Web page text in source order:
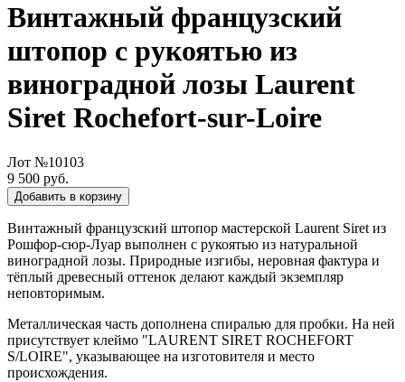
Винтажный французский
штопор с рукоятью из
виноградной лозы Laurent
Siret Rochefort-sur-Loire
Лот №10103
9 500 руб.
Добавить в корзину
Винтажный французский штопор мастерской Laurent Siret из
Рошфор-сюр-Луар выполнен с рукоятью из натуральной
виноградной лозы. Природные изгибы, неровная фактура и
тёплый древесный оттенок делают каждый экземпляр
неповторимым.
Металлическая часть дополнена спиралью для пробки. На ней
присутствует клеймо "LAURENT SIRET ROCHEFORT
S/LOIRE", указывающее на изготовителя и место
происхождения.